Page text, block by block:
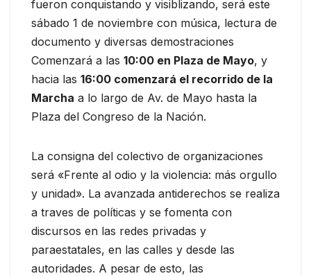
fueron conquistando y visiblizando, será este
sábado 1 de noviembre con música, lectura de
documento y diversas demostraciones
Comenzará a las 10:00 en Plaza de Mayo, y
hacia las 16:00 comenzará el recorrido de la
Marcha a lo largo de Av. de Mayo hasta la
Plaza del Congreso de la Nación.
La consigna del colectivo de organizaciones
será «Frente al odio y la violencia: más orgullo
y unidad». La avanzada antiderechos se realiza
a traves de políticas y se fomenta con
discursos en las redes privadas y
paraestatales, en las calles y desde las
autoridades. A pesar de esto, las